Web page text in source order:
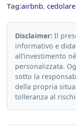
Tag:airbnb,
Disclaimer: Il
informativo e
all’investimento
personalizzata.
sotto la
della propria
tolleranza al